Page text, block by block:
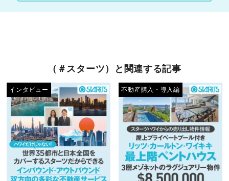
（＃スターツ）と関連する記事
インタビュー 不動産購入・導入編